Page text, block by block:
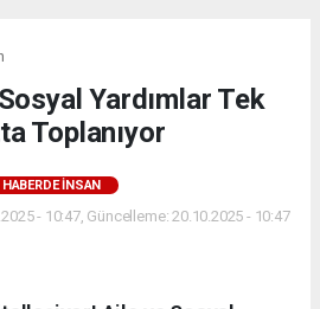
Yardımlar Tek
Toplanıyor
HABERDE İNSAN
- 10:47, Güncelleme: 20.10.2025 - 10:47